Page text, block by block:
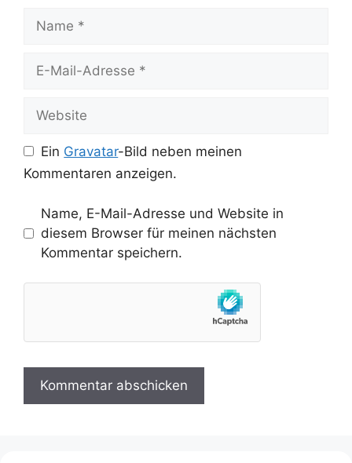
Name
Website
Ein Gravatar-Bild neben meinen
Kommentaren anzeigen.
Name, E-Mail-Adresse und Website in
diesem Browser für meinen nächsten
Kommentar speichern.